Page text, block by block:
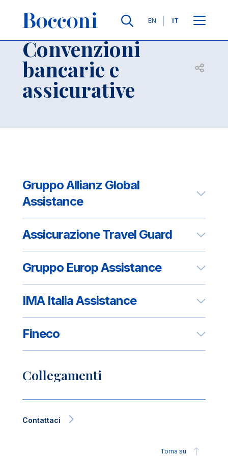
Lingue
EN IT
Briciole di pane
Convenzioni
bancarie e
assicurative
Apri
Gruppo Allianz Global
Assistance
Assicurazione Travel Guard
Gruppo Europ Assistance
IMA Italia Assistance
Fineco
Collegamenti
Contattaci
Torna su